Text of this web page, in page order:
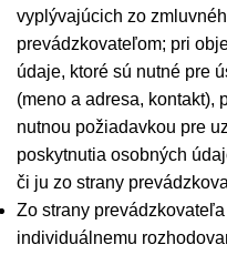
vyplývajúcich zo
prevádzkovateľom; pri
údaje, ktoré sú nutné pre
(meno a adresa, kontakt),
nutnou požiadavkou pre
poskytnutia osobných
či ju zo strany
Zo strany
individuálnemu